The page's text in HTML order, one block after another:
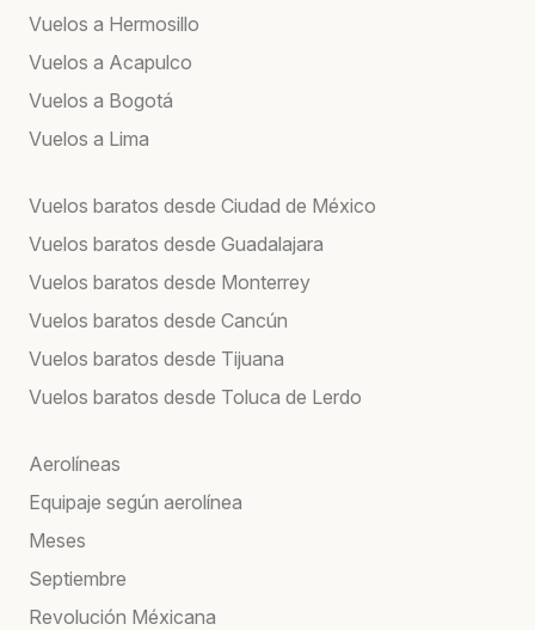
Vuelos a Hermosillo
Vuelos a Acapulco
Vuelos a Bogotá
Vuelos a Lima
Vuelos baratos desde Ciudad de México
Vuelos baratos desde Guadalajara
Vuelos baratos desde Monterrey
Vuelos baratos desde Cancún
Vuelos baratos desde Tijuana
Vuelos baratos desde Toluca de Lerdo
Aerolíneas
Equipaje según aerolínea
Meses
Septiembre
Revolución Méxicana